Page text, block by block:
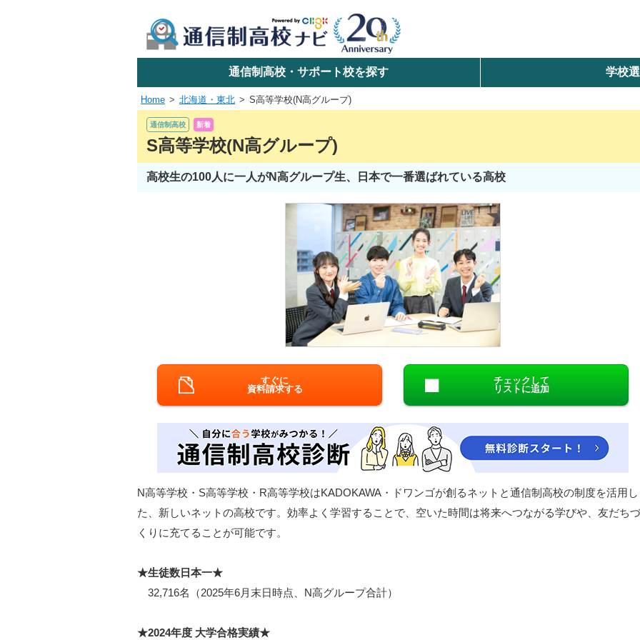
学校名で探す
検索
関東 北海道・東北
北陸・甲信越
中国
九州・沖縄
閉じる
通信制高校・サポート校を探す 学校
Home 北海道・東北 S高等学校(N高グループ)
通信制高校 新着
S高等学校(N高グループ)
高校生の100人に一人がN高グループ生、日本で一番選ばれている高校
すぐに
資料請求する
チェックして
リストに追加
N高等学校・S高等学校・R高等学校はKADOKAWA・ドワンゴが創るネットと通信制高校の制度を活用し
た、新しいネットの高校です。効率よく学習することで、空いた時間は将来へつながる学びや、友だちづ
くりに充てることが可能です。
★生徒数日本一★
32,716名（2025年6月末日時点、N高グループ合計）
★2024年度 大学合格実績★